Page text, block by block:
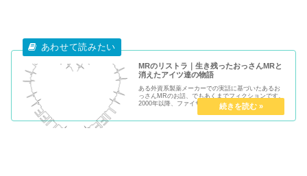
MRのリストラ｜生き残ったおっさんMRと
消えたアイツ達の物語
ある外資系製薬メーカーでの実話に基づいたあるお
っさんMRのお話、でもあくまでフィクションです。
2000年以降、ファイザーの破天荒なM&A戦略により
業界地図は目まぐるしく入れ替わり、業界は大型吸